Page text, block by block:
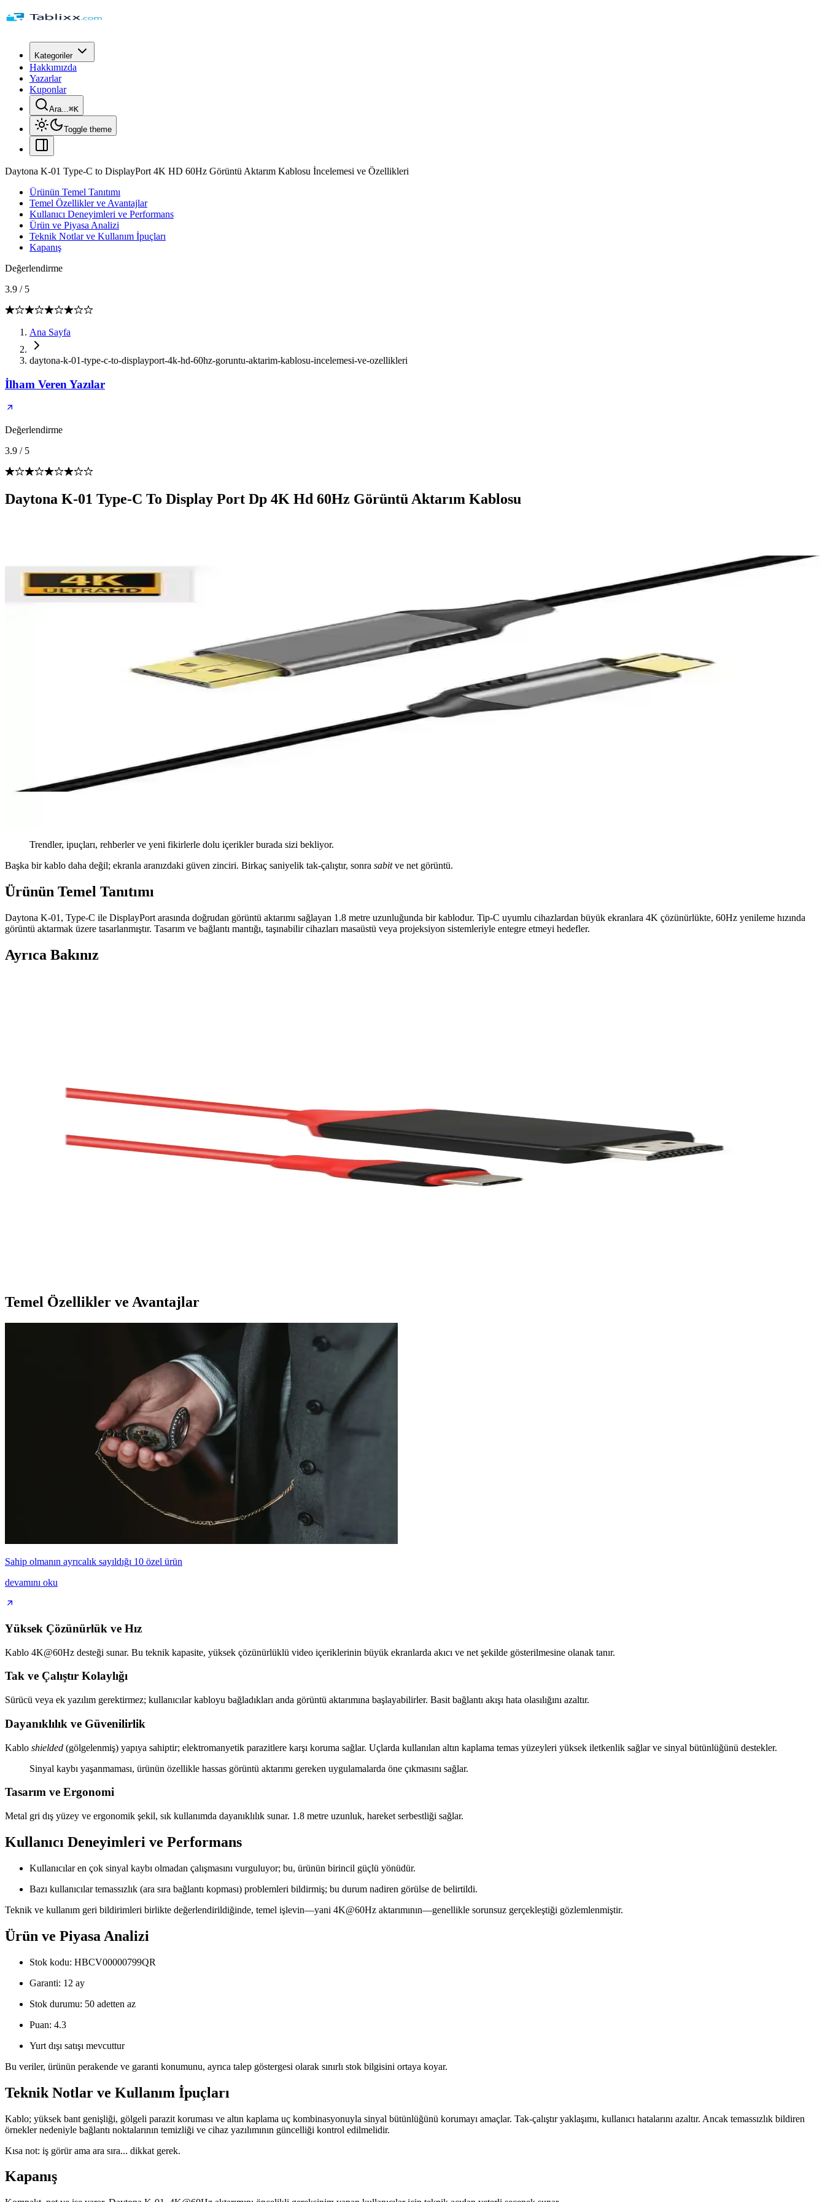
Kategoriler
Hakkımızda
Yazarlar
Kuponlar
Ara...⌘K
Toggle theme
Daytona K-01 Type-C to DisplayPort 4K HD 60Hz Görüntü Aktarım Kablosu İncelemesi ve Özellikleri
Ürünün Temel Tanıtımı
Temel Özellikler ve Avantajlar
Kullanıcı Deneyimleri ve Performans
Ürün ve Piyasa Analizi
Teknik Notlar ve Kullanım İpuçları
Kapanış
Değerlendirme
3.9 / 5
Ana Sayfa
daytona-k-01-type-c-to-displayport-4k-hd-60hz-goruntu-aktarim-kablosu-incelemesi-ve-ozellikleri
İlham Veren Yazılar
Değerlendirme
3.9 / 5
Daytona K-01 Type-C To Display Port Dp 4K Hd 60Hz Görüntü Aktarım Kablosu
Trendler, ipuçları, rehberler ve yeni fikirlerle dolu içerikler burada sizi bekliyor.
Başka bir kablo daha değil; ekranla aranızdaki güven zinciri. Birkaç saniyelik tak-çalıştır, sonra sabitve net görüntü.
Ürünün Temel Tanıtımı
Daytona K-01, Type-C ile DisplayPort arasında doğrudan görüntü aktarımı sağlayan 1.8 metre uzunluğunda bir kablodur. Tip-C uyumlu cihazlardan büyük ekranlara 4K çözünürlükte, 60Hz yenileme hızında
görüntü aktarmak üzere tasarlanmıştır. Tasarım ve bağlantı mantığı, taşınabilir cihazları masaüstü veya projeksiyon sistemleriyle entegre etmeyi hedefler.
Ayrıca Bakınız
Kablosuz HDMI Görüntü Aktarıcıları: Modern Bağlantı Çözümlerinin Avantajları
Kablosuz HDMI görüntü aktarıcılar, kablo kullanmadan yüksek çözünürlükte görüntü ve sesi ileten pratik ve estetik çözümler sunar. Kurulumu kolay, hareket özgürlüğü sağlar, ev ve profesyonel kullanımda
Alfais 4487 HDMI to VGA Adaptörü İncelemesi: Temel Bağlantı Çözümünüz
Alfais 4487 HDMI to VGA adaptörü, farklı cihazlar arasında görüntü ve ses aktarımını kolaylaştırır. Kullanımı pratik, uyumluluğu yüksek, günlük ihtiyaçlar için uygun bir çözüm sunar.
Temel Özellikler ve Avantajlar
Sahip olmanın ayrıcalık sayıldığı 10 özel ürün
devamını oku
Yüksek Çözünürlük ve Hız
Kablo 4K@60Hz desteği sunar. Bu teknik kapasite, yüksek çözünürlüklü video içeriklerinin büyük ekranlarda akıcı ve net şekilde gösterilmesine olanak tanır.
Tak ve Çalıştır Kolaylığı
Sürücü veya ek yazılım gerektirmez; kullanıcılar kabloyu bağladıkları anda görüntü aktarımına başlayabilirler. Basit bağlantı akışı hata olasılığını azaltır.
Dayanıklılık ve Güvenilirlik
Kablo shielded (gölgelenmiş) yapıya sahiptir; elektromanyetik parazitlere karşı koruma sağlar. Uçlarda kullanılan altın kaplama temas yüzeyleri yüksek iletkenlik sağlar ve sinyal bütünlüğünü destekler.
Sinyal kaybı yaşanmaması, ürünün özellikle hassas görüntü aktarımı gereken uygulamalarda öne çıkmasını sağlar.
Tasarım ve Ergonomi
Metal gri dış yüzey ve ergonomik şekil, sık kullanımda dayanıklılık sunar. 1.8 metre uzunluk, hareket serbestliği sağlar.
Kullanıcı Deneyimleri ve Performans
Kullanıcılar en çok sinyal kaybı olmadan çalışmasını vurguluyor; bu, ürünün birincil güçlü yönüdür.
Bazı kullanıcılar temassızlık (ara sıra bağlantı kopması) problemleri bildirmiş; bu durum nadiren görülse de belirtildi.
Teknik ve kullanım geri bildirimleri birlikte değerlendirildiğinde, temel işlevin—yani 4K@60Hz aktarımının—genellikle sorunsuz gerçekleştiği gözlemlenmiştir.
Ürün ve Piyasa Analizi
Stok kodu: HBCV00000799QR
Garanti: 12 ay
Stok durumu: 50 adetten az
Puan: 4.3
Yurt dışı satışı mevcuttur
Bu veriler, ürünün perakende ve garanti konumunu, ayrıca talep göstergesi olarak sınırlı stok bilgisini ortaya koyar.
Teknik Notlar ve Kullanım İpuçları
Kablo; yüksek bant genişliği, gölgeli parazit koruması ve altın kaplama uç kombinasyonuyla sinyal bütünlüğünü korumayı amaçlar. Tak-çalıştır yaklaşımı, kullanıcı hatalarını azaltır. Ancak temassızlık bildiren
örnekler nedeniyle bağlantı noktalarının temizliği ve cihaz yazılımının güncelliği kontrol edilmelidir.
Kısa not: iş görür ama ara sıra... dikkat gerek.
Kapanış